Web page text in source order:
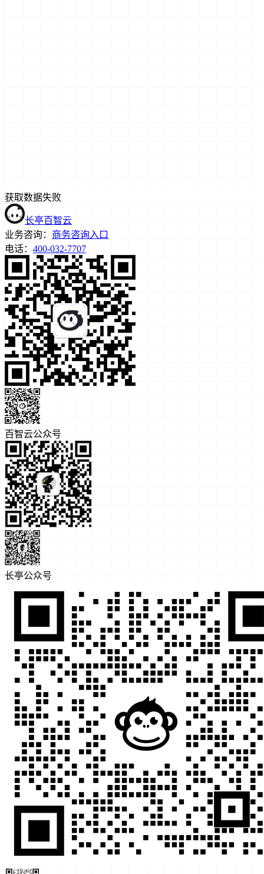
获取数据失败
长亭百智云
业务咨询： 商务咨询入口
电话： 400-032-7707
百智云公众号
长亭公众号